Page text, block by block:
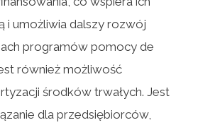
i umożliwia dalszy rozwój
programów pomocy de
również możliwość
środków trwałych. Jest
dla przedsiębiorców,